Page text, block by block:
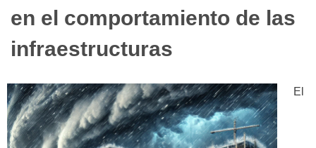
en el comportamiento de las
infraestructuras
El